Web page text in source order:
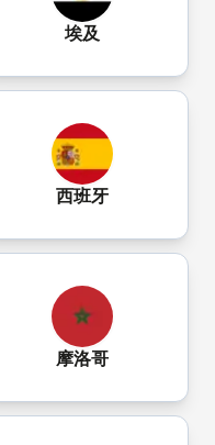
埃及
西班牙
摩洛哥